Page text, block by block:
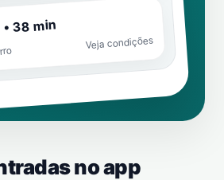
38 min
Veja condições
no app